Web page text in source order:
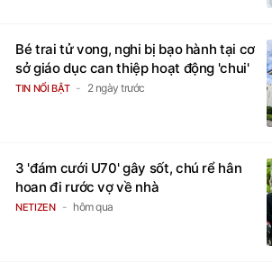
Bé trai tử vong, nghi bị bạo hành tại cơ
sở giáo dục can thiệp hoạt động 'chui'
TIN NỔI BẬT 2 ngày trước
3 'đám cưới U70' gây sốt, chú rể hân
hoan đi rước vợ về nhà
NETIZEN hôm qua